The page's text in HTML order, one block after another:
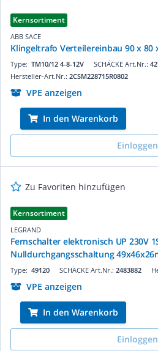
Kernsortiment
ABB SACE
Klingeltrafo Verteilereinbau 90 x 80
SCHÄCKE Art.Nr.:
Type: TM10/12 4-8-12V
Hersteller-Art.Nr.: 2CSM228715R0802
VPE anzeigen
In den Warenkorb
Einloggen
Zu Favoriten hinzufügen
Kernsortiment
LEGRAND
Fernschalter elektronisch UP 230V
Nulldurchgangsschaltung
SCHÄCKE Art.Nr.: 2483882
Type: 49120
VPE anzeigen
In den Warenkorb
Einloggen